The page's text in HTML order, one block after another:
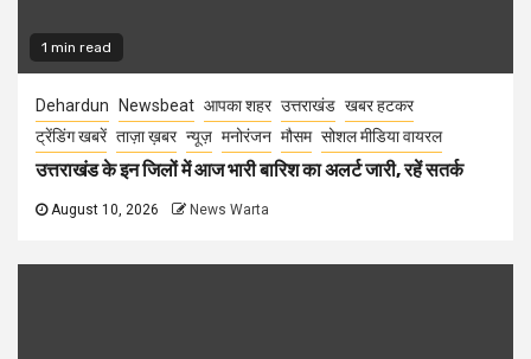
1 min read
Dehardun Newsbeat आपका शहर उत्तराखंड खबर हटकर
ट्रेंडिंग खबरें ताज़ा ख़बर न्यूज़ मनोरंजन मौसम सोशल मीडिया वायरल
उत्तराखंड के इन जिलों में आज भारी बारिश का अलर्ट जारी, रहें सतर्क
August 10, 2026 News Warta